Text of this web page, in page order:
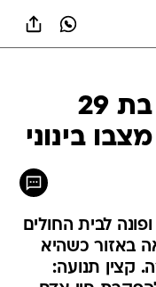
חשד ל"פגע וברח": בת 29
בינוני
ופונה לבית החולים
באזור כשהיא
קצין תנועה: